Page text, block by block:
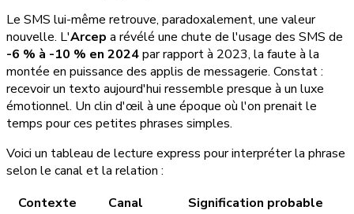
Le SMS lui-même retrouve, paradoxalement, une valeur
nouvelle. L'Arcep a révélé une chute de l'usage des SMS de
-6 % à -10 % en 2024par rapport à 2023, la faute à la
montée en puissance des applis de messagerie. Constat :
recevoir un texto aujourd'hui ressemble presque à un luxe
émotionnel. Un clin d'œil à une époque où l'on prenait le
temps pour ces petites phrases simples.
Voici un tableau de lecture express pour interpréter la phrase
selon le canal et la relation :
Contexte
Canal
Signification probable